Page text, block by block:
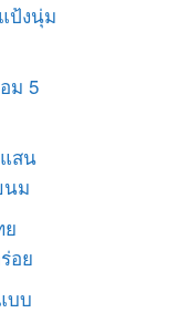
ป้งนุ่ม
ม 5
สน
นม
อย
บบ